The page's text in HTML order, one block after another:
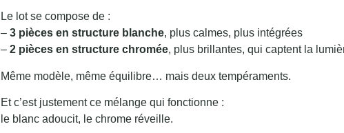
Le lot se compose de :
– 3 pièces en structure blanche, plus calmes, plus intégrées
– 2 pièces en structure chromée, plus brillantes, qui captent la
Même modèle, même équilibre… mais deux tempéraments.
Et c’est justement ce mélange qui fonctionne :
le blanc adoucit, le chrome réveille.